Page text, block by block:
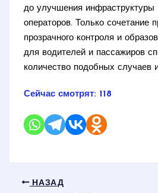
до улучшения инфраструктуры
операторов. Только сочетание
прозрачного контроля и
для водителей и пассажиров
количество подобных случаев
Сейчас смотрят: 118
НАЗАД